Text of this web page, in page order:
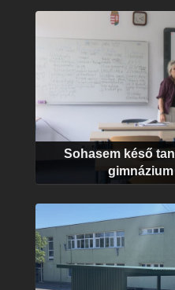
Sohasem késő